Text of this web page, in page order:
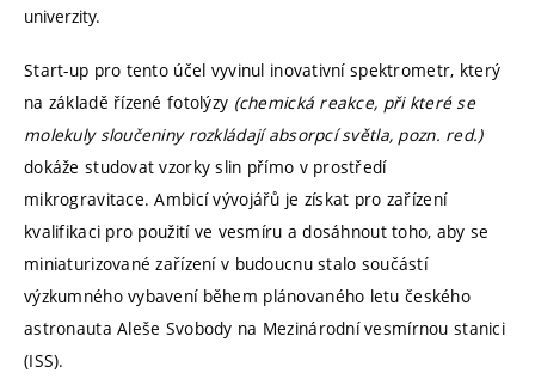
univerzity.
Start-up pro tento účel vyvinul inovativní spektrometr, který
na základě řízené fotolýzy (chemická reakce, při které se
molekuly sloučeniny rozkládají absorpcí světla, pozn. red.)
dokáže studovat vzorky slin přímo v prostředí
mikrogravitace. Ambicí vývojářů je získat pro zařízení
kvalifikaci pro použití ve vesmíru a dosáhnout toho, aby se
miniaturizované zařízení v budoucnu stalo součástí
výzkumného vybavení během plánovaného letu českého
astronauta Aleše Svobody na Mezinárodní vesmírnou stanici
(ISS).